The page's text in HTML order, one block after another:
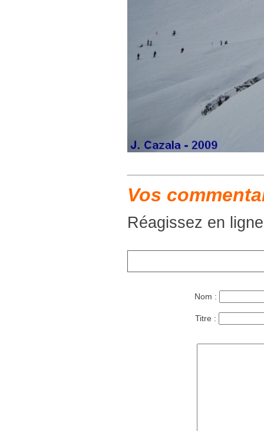
Vos
Réagissez en
Nom :
Titre :